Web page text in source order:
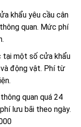
khẩu yêu cầu cân
quan. Mức phí
một số cửa khẩu
động vật. Phí từ
quan quá 24
lưu bãi theo ngày.